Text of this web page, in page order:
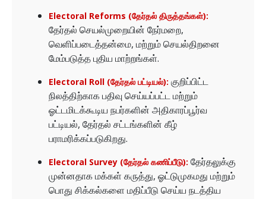
Electoral Reforms (தேர்தல் திருத்தங்கள்):
தேர்தல் செயல்முறையின் நேர்மறை,
வெளிப்படைத்தன்மை, மற்றும் செயல்திறனை
மேம்படுத்த புதிய மாற்றங்கள்.
Electoral Roll (தேர்தல் பட்டியல்): குறிப்பிட்ட
நிலத்திற்காக பதிவு செய்யப்பட்ட மற்றும்
ஓட்டமிடக்கூடிய நபர்களின் அதிகாரப்பூர்வ
பட்டியல், தேர்தல் சட்டங்களின் கீழ்
பராமரிக்கப்படுகிறது.
Electoral Survey (தேர்தல் கணிப்பீடு): தேர்தலுக்கு
முன்னதாக மக்கள் கருத்து, ஓட்டுமுகமது மற்றும்
பொது சிக்கல்களை மதிப்பீடு செய்ய நடத்திய